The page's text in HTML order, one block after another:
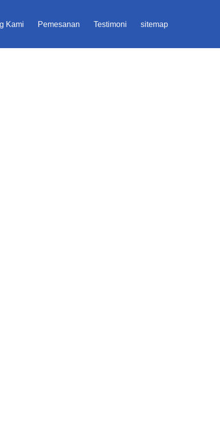
Kami Pemesanan Testimoni sitemap